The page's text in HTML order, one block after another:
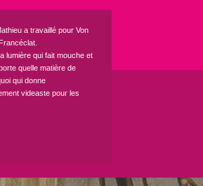
a travaillé pour Von
lumière qui fait mouche et
quelle matière de
qui donne
videaste pour les